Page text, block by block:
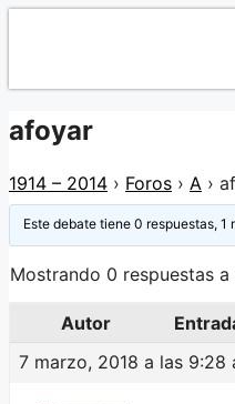
afoyar
1914 – 2014 › Foros › A ›
Este debate tiene 0 respuestas,
Mostrando 0 respuestas
Autor
7 marzo, 2018 a las 9:28